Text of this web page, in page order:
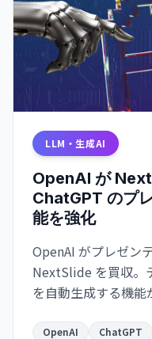
LLM・生成AI
OpenAI が
ChatGPT のプ
能を強化
OpenAI がプレゼン
NextSlide を買収。
を自動生成する機能
OpenAI ChatGPT